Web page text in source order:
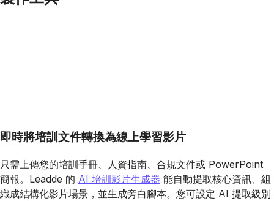
即時將培訓文件轉換為線上學習影片
只需上傳您的培訓手冊、人資指南、合規文件或 PowerPoint
簡報。Leadde 的 AI 培訓影片生成器 能自動提取核心資訊、組
織成結構化影片場景，並生成旁白腳本。您可設定 AI 提取級別